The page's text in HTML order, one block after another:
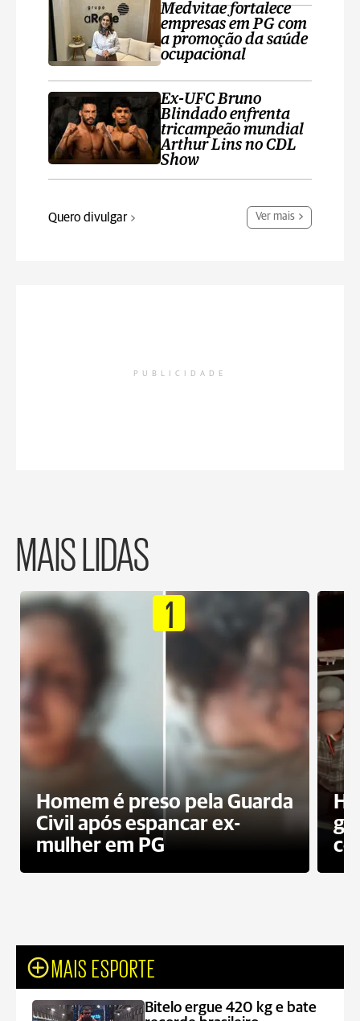
Medvitae fortalece
empresas em PG com
a promoção da saúde
ocupacional
Ex-UFC Bruno
Blindado enfrenta
tricampeão mundial
Arthur Lins no CDL
Show
Quero divulgar Ver mais
PUBLICIDADE
MAIS LIDAS
1
Homem é preso pela Guarda
Civil após espancar ex-
mulher em PG
MAIS ESPORTE
Bitelo ergue 420 kg e bate